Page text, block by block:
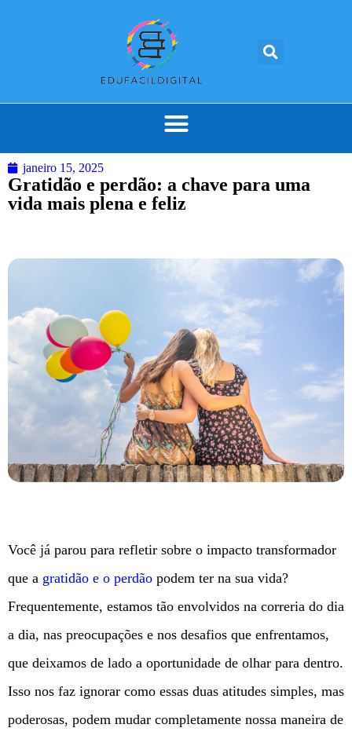
janeiro 15, 2025
Gratidão e perdão: a chave para uma
vida mais plena e feliz
Você já parou para refletir sobre o impacto transformador
que a gratidão e o perdão podem ter na sua vida?
Frequentemente, estamos tão envolvidos na correria do dia
a dia, nas preocupações e nos desafios que enfrentamos,
que deixamos de lado a oportunidade de olhar para dentro.
Isso nos faz ignorar como essas duas atitudes simples, mas
poderosas, podem mudar completamente nossa maneira de